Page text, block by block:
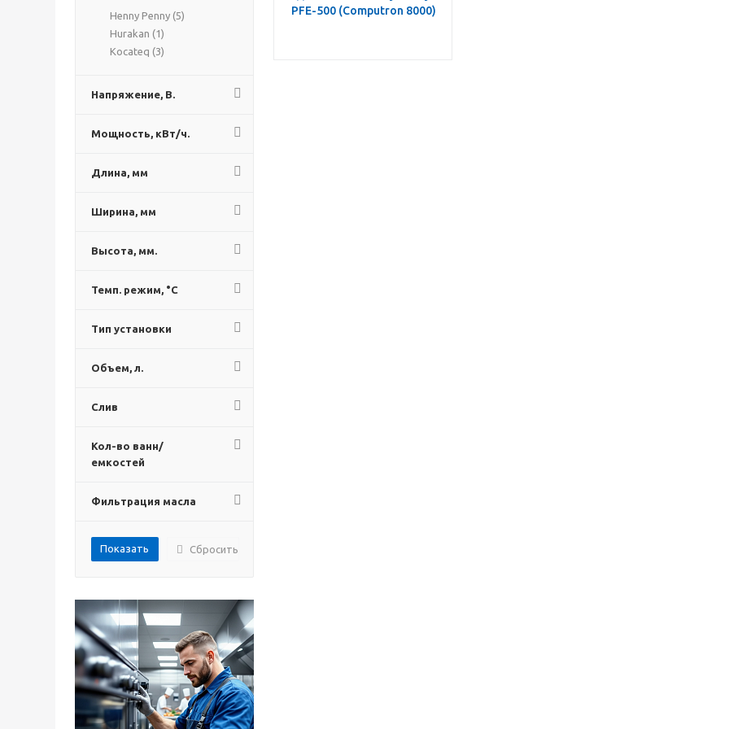
Henny Penny (5)
Hurakan (1)
Kocateq (3)
Напряжение, В.
Мощность, кВт/ч.
Длина, мм
Ширина, мм
Высота, мм.
Темп. режим, °C
Тип установки
Объем, л.
Слив
Кол-во ванн/
емкостей
Фильтрация масла
Сбросить
PFE-500 (Computron 8000)